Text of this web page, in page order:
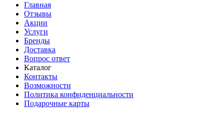
Главная
Отзывы
Акции
Услуги
Бренды
Доставка
Вопрос ответ
Каталог
Контакты
Возможности
Политика конфиденциальности
Подарочные карты